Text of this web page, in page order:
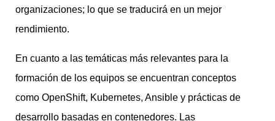
organizaciones; lo que se traducirá en un mejor
rendimiento.
En cuanto a las temáticas más relevantes para la
formación de los equipos se encuentran conceptos
como OpenShift, Kubernetes, Ansible y prácticas de
desarrollo basadas en contenedores. Las